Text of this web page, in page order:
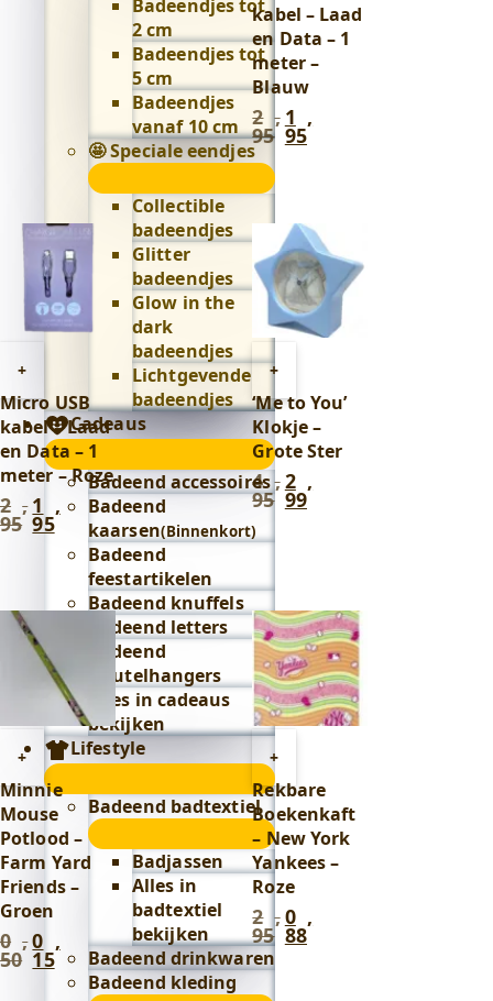
afmetingen
submenu
Badeendjes tot
2 cm
Badeendjes tot
5 cm
Badeendjes
vanaf 10 cm
🤩 Speciale eendjes
Speciale
eendjes
submenu
Collectible
badeendjes
Glitter
badeendjes
Glow in the
dark
badeendjes
Lichtgevende
badeendjes
Cadeaus
submenu
Badeend accessoires
Badeend
kaarsen(Binnenkort)
Badeend
feestartikelen
Badeend knuffels
Badeend letters
Badeend
sleutelhangers
Alles in cadeaus
bekijken
Lifestyle
submenu
Badeend badtextiel
Badjassen
Alles in
badtextiel
bekijken
Badeend drinkwaren
Badeend kleding
kabel – Laad
en Data – 1
meter –
Blauw
2 ,
95
Oorspronkelijke
prijs
95.
1 ,
95
+
Toevoegen
aan
winkelwagen
Micro USB
kabel – Laad
en Data – 1
meter – Roze
2 ,
95
Oorspronkelijke
prijs
95.
1 ,
95
Huidige
prijs
is:
95.
+
aan
winkelwagen
‘Me to You’
Klokje –
Grote Ster
4 ,
95
Oorspronkelijke
prijs
2 ,
99
+
Toevoegen
aan
winkelwagen
Minnie
Mouse
Potlood –
Farm Yard
Friends –
Groen
0 ,
50
Oorspronkelijke
prijs
0 ,
15
Huidige
prijs
is:
+
winkelwagen
Rekbare
Boekenkaft
– New York
Yankees –
Roze
2 ,
95
Oorspronkelijke
prijs
0 ,
88